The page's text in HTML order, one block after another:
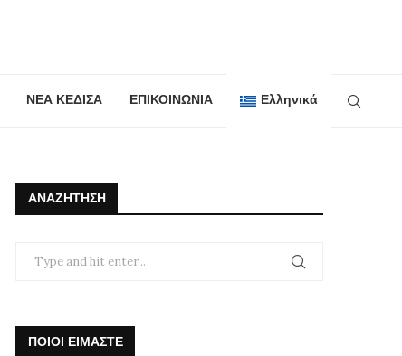
ΝΕΑ ΚΕΔΙΣΑ ΕΠΙΚΟΙΝΩΝΙΑ Ελληνικά
ΑΝΑΖΉΤΗΣΗ
ΠΟΙΟΙ ΕΙΜΑΣΤΕ